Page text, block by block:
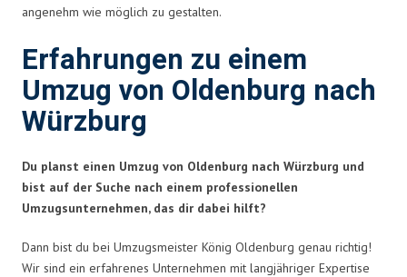
angenehm wie möglich zu gestalten.
Erfahrungen zu einem
Umzug von Oldenburg nach
Würzburg
Du planst einen Umzug von Oldenburg nach Würzburg und
bist auf der Suche nach einem professionellen
Umzugsunternehmen, das dir dabei hilft?
Dann bist du bei Umzugsmeister König Oldenburg genau richtig!
Wir sind ein erfahrenes Unternehmen mit langjähriger Expertise